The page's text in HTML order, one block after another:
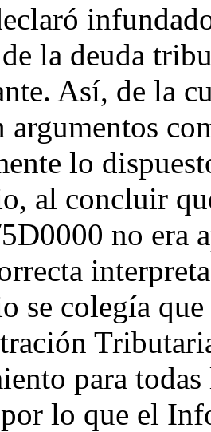
la deuda
Así, de la
argumentos
lo
al concluir
no era
se colegía
para todas
lo que el